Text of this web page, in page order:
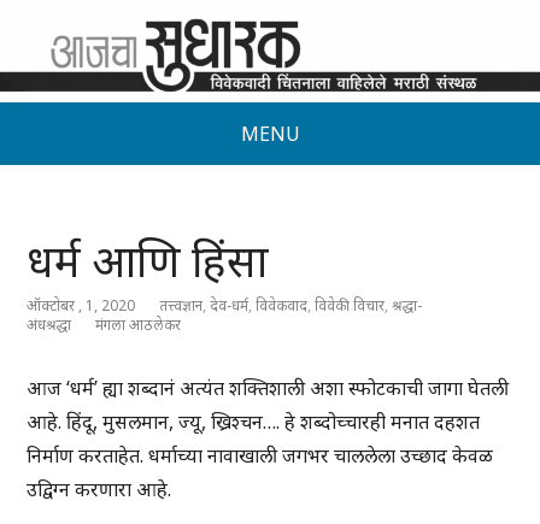
MENU
धर्म आणि हिंसा
ऑक्टोबर , 1, 2020 तत्त्वज्ञान,देव-धर्म,विवेकवाद,विवेकी विचार,श्रद्धा-
अंधश्रद्धा
मंगला आठलेकर
आज ‘धर्म’ ह्या शब्दानं अत्यंत शक्तिशाली अशा स्फोटकाची जागा घेतली
आहे. हिंदू, मुसलमान, ज्यू, ख्रिश्चन…. हे शब्दोच्चारही मनात दहशत
निर्माण करताहेत. धर्माच्या नावाखाली जगभर चाललेला उच्छाद केवळ
उद्विग्न करणारा आहे.